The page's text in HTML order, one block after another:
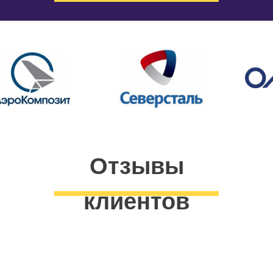
Отзывы
клиентов